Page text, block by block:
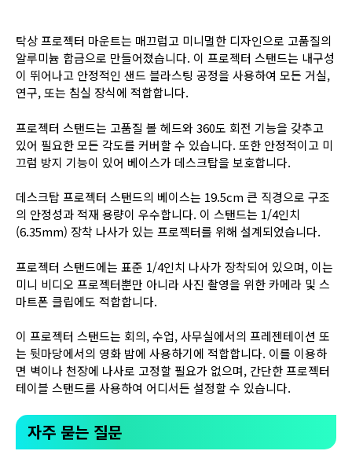
탁상 프로젝터 마운트는 매끄럽고 미니멀한 디자인으로 고품질의
알루미늄 합금으로 만들어졌습니다. 이 프로젝터 스탠드는 내구성
이 뛰어나고 안정적인 샌드 블라스팅 공정을 사용하여 모든 거실,
연구, 또는 침실 장식에 적합합니다.
프로젝터 스탠드는 고품질 볼 헤드와 360도 회전 기능을 갖추고
있어 필요한 모든 각도를 커버할 수 있습니다. 또한 안정적이고 미
끄럼 방지 기능이 있어 베이스가 데스크탑을 보호합니다.
데스크탑 프로젝터 스탠드의 베이스는 19.5cm 큰 직경으로 구조
의 안정성과 적재 용량이 우수합니다. 이 스탠드는 1/4인치
(6.35mm) 장착 나사가 있는 프로젝터를 위해 설계되었습니다.
프로젝터 스탠드에는 표준 1/4인치 나사가 장착되어 있으며, 이는
미니 비디오 프로젝터뿐만 아니라 사진 촬영을 위한 카메라 및 스
마트폰 클립에도 적합합니다.
이 프로젝터 스탠드는 회의, 수업, 사무실에서의 프레젠테이션 또
는 뒷마당에서의 영화 밤에 사용하기에 적합합니다. 이를 이용하
면 벽이나 천장에 나사로 고정할 필요가 없으며, 간단한 프로젝터
테이블 스탠드를 사용하여 어디서든 설정할 수 있습니다.
자주 묻는 질문